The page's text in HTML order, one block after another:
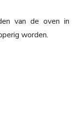
van de oven in
worden.